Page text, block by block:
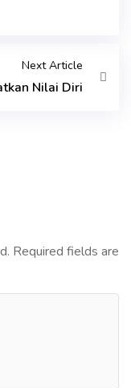
Next Article
Nilai Diri
Required fields are